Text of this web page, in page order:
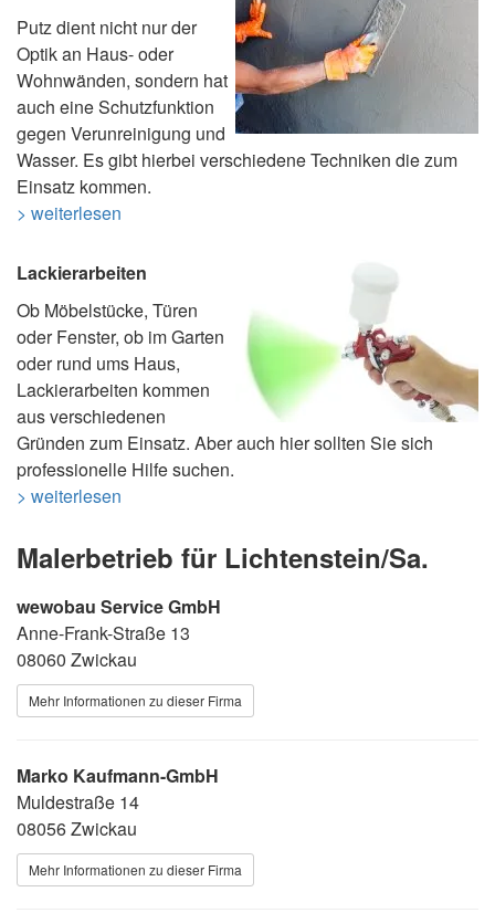
Putz dient nicht nur der
Optik an Haus- oder
Wohnwänden, sondern hat
auch eine Schutzfunktion
gegen Verunreinigung und
Wasser. Es gibt hierbei verschiedene Techniken die zum
Einsatz kommen.
> weiterlesen
Lackierarbeiten
Ob Möbelstücke, Türen
oder Fenster, ob im Garten
oder rund ums Haus,
Lackierarbeiten kommen
aus verschiedenen
Gründen zum Einsatz. Aber auch hier sollten Sie sich
professionelle Hilfe suchen.
> weiterlesen
Malerbetrieb für Lichtenstein/Sa.
wewobau Service GmbH
Anne-Frank-Straße 13
08060 Zwickau
Mehr Informationen zu dieser Firma
Marko Kaufmann-GmbH
Muldestraße 14
08056 Zwickau
Mehr Informationen zu dieser Firma